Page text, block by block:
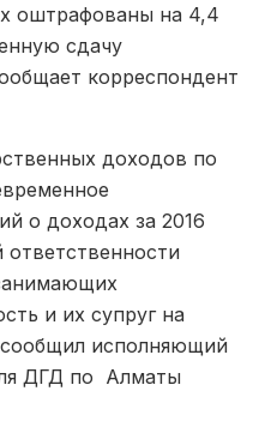
оштрафованы на 4,4
сдачу
корреспондент
доходов по
о доходах за 2016
и их супруг на
исполняющий
ДГД по Алматы